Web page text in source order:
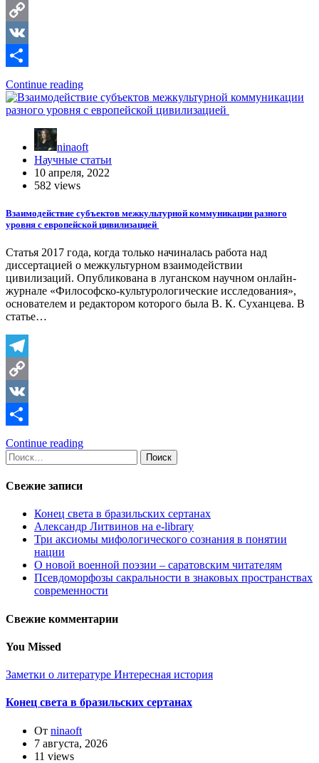
Telegram
Copy
Link
VK
Отправить
Continue reading
ninaoft
Научные статьи
10 апреля, 2022
582 views
Взаимодействие субъектов межкультурной коммуникации разного
уровня с европейской цивилизацией
Статья 2017 года, когда только начиналась работа над
диссертацией о межкультурном взаимодействии
цивилизаций. Опубликована в луганском научном онлайн-
журнале «Философско-культурологические исследования»,
основателем и редактором которого была В. К. Суханцева. В
статье…
Telegram
Copy
Link
VK
Отправить
Continue reading
Найти:
Свежие записи
Конец света в бразильских сертанах
Александр Литвинов на e-library
Три аксиомы мифологического сознания в понятии
нации
О новой военной поэзии – саратовским читателям
Псевдоморфозы сакральности в знаковых пространствах
современности
Свежие комментарии
You Missed
Заметки о литературе Интересная история
Конец света в бразильских сертанах
От ninaoft
7 августа, 2026
11 views